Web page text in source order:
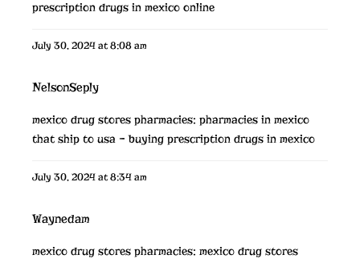
prescription drugs in mexico online
July 30, 2024 at 8:08 am
NelsonSeply
mexico drug stores pharmacies: pharmacies in mexico
that ship to usa – buying prescription drugs in mexico
July 30, 2024 at 8:34 am
Waynedam
mexico drug stores pharmacies: mexico drug stores